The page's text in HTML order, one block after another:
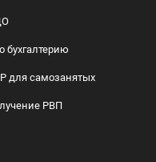
бухгалтерию
для самозанятых
РВП